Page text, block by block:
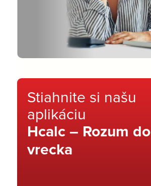
Stiahnite si našu
aplikáciu
Hcalc – Rozum do
vrecka